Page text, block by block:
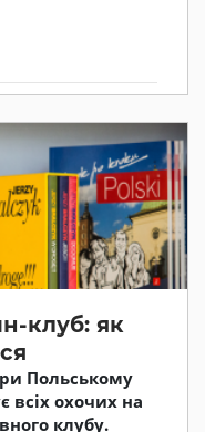
клуб: як
Польському
всіх охочих на
клубу.